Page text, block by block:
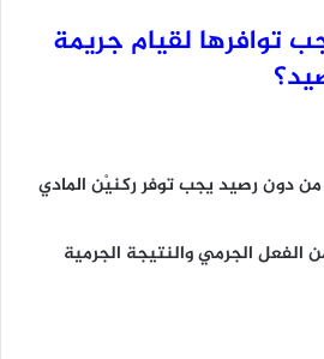
توافرها لقيام جريمة
دون رصيد يجب توفر ركنيْن المادي
الفعل الجرمي والنتيجة الجرمية